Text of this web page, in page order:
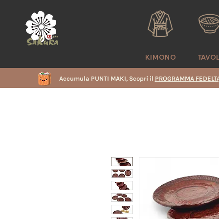
KIMONO
Accumula PUNTI MAKI, Scopri il PROGRAMMA FEDELTA'